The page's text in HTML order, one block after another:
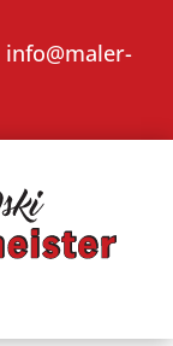
info@maler-